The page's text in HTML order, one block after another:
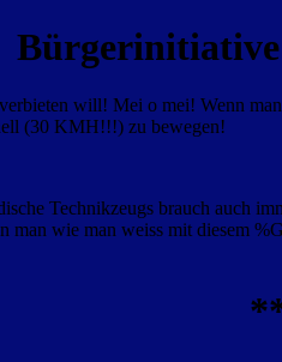
will! Mei o mei! Wenn
(30 KMH!!!) zu bewegen!
Technikzeugs brauch auch
man wie man weiss mit diesem